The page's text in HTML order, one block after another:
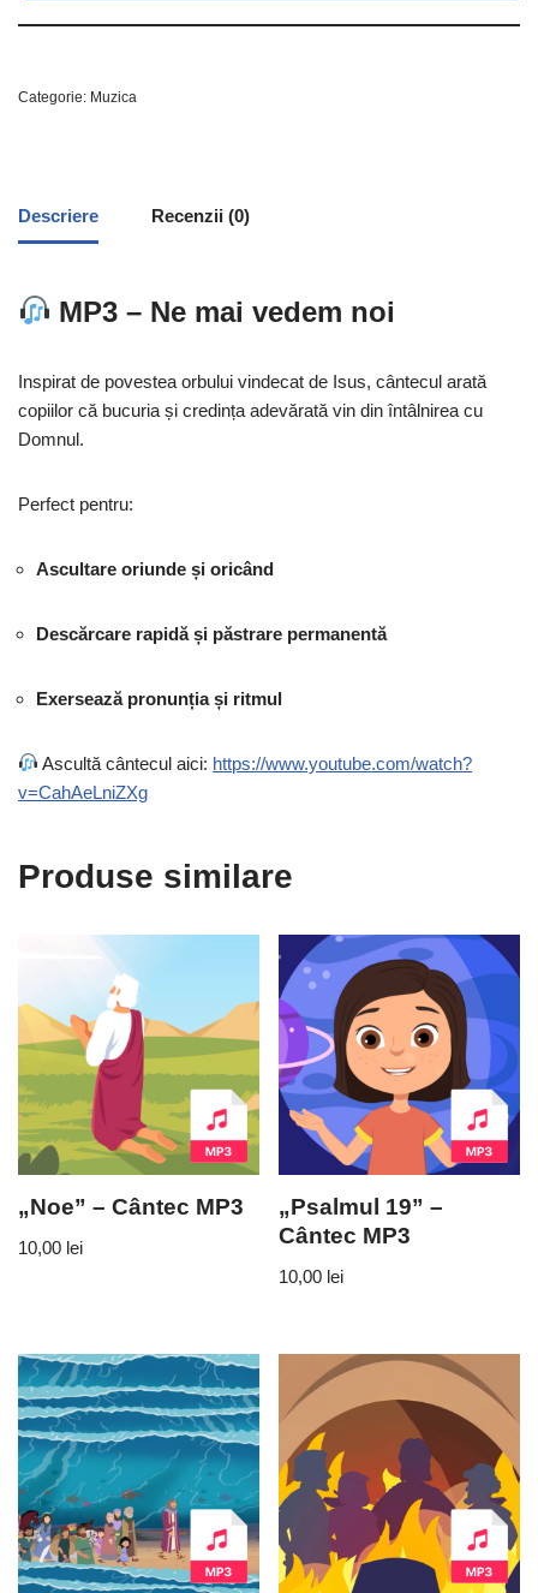
Categorie: Muzica
Descriere Recenzii (0)
MP3 – Ne mai vedem noi
Inspirat de povestea orbului vindecat de Isus, cântecul arată
copiilor că bucuria și credința adevărată vin din întâlnirea cu
Domnul.
Perfect pentru:
Ascultare oriunde și oricând
Descărcare rapidă și păstrare permanentă
Exersează pronunția și ritmul
Ascultă cântecul aici: https://www.youtube.com/watch?
v=CahAeLniZXg
Produse similare
„Noe” – Cântec MP3
10,00 lei
„Psalmul 19” –
Cântec MP3
10,00 lei